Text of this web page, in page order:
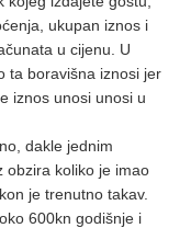
ukupan iznos i
u cijenu. U
ta boravišna iznosi jer
iznos unosi unosi u
dakle jednim
obzira koliko je imao
je trenutno takav.
600kn godišnje i